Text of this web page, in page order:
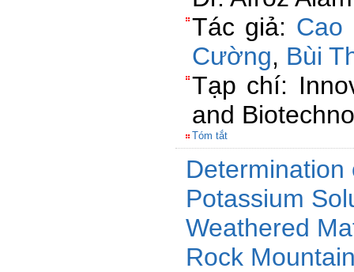
Tác giả: Cao
Cường, Bùi
Tạp chí:
and
Tóm tắt
Potassium
Weathered
Rock